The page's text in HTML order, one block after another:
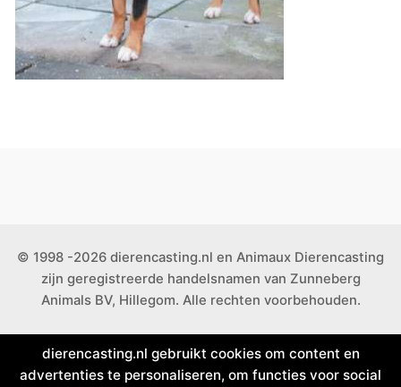
© 1998 -2026 dierencasting.nl en Animaux Dierencasting
zijn geregistreerde handelsnamen van Zunneberg
Animals BV, Hillegom. Alle rechten voorbehouden.
dierencasting.nl gebruikt cookies om content en
advertenties te personaliseren, om functies voor social